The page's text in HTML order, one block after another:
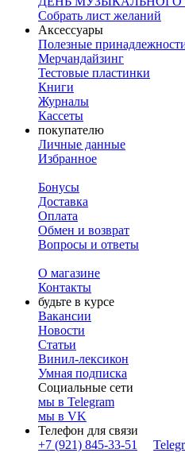
Собрать лист желаний
Аксессуары
Полезные
Мерчандайзинг
Тестовые пластинки
Книги
Журналы
Кассеты
покупателю
Личные данные
Избранное
Бонусы
Доставка
Оплата
Обмен и возврат
Вопросы и ответы
О магазине
Контакты
будьте в курсе
Вакансии
Новости
Статьи
Винил-лексикон
Умная подписка
Социальные сети
мы в Telegram
мы в VK
Телефон для связи
+7 (921) 845-33-51